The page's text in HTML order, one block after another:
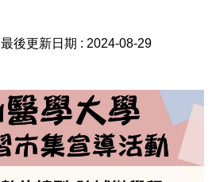
最後更新日期 : 2024-08-29